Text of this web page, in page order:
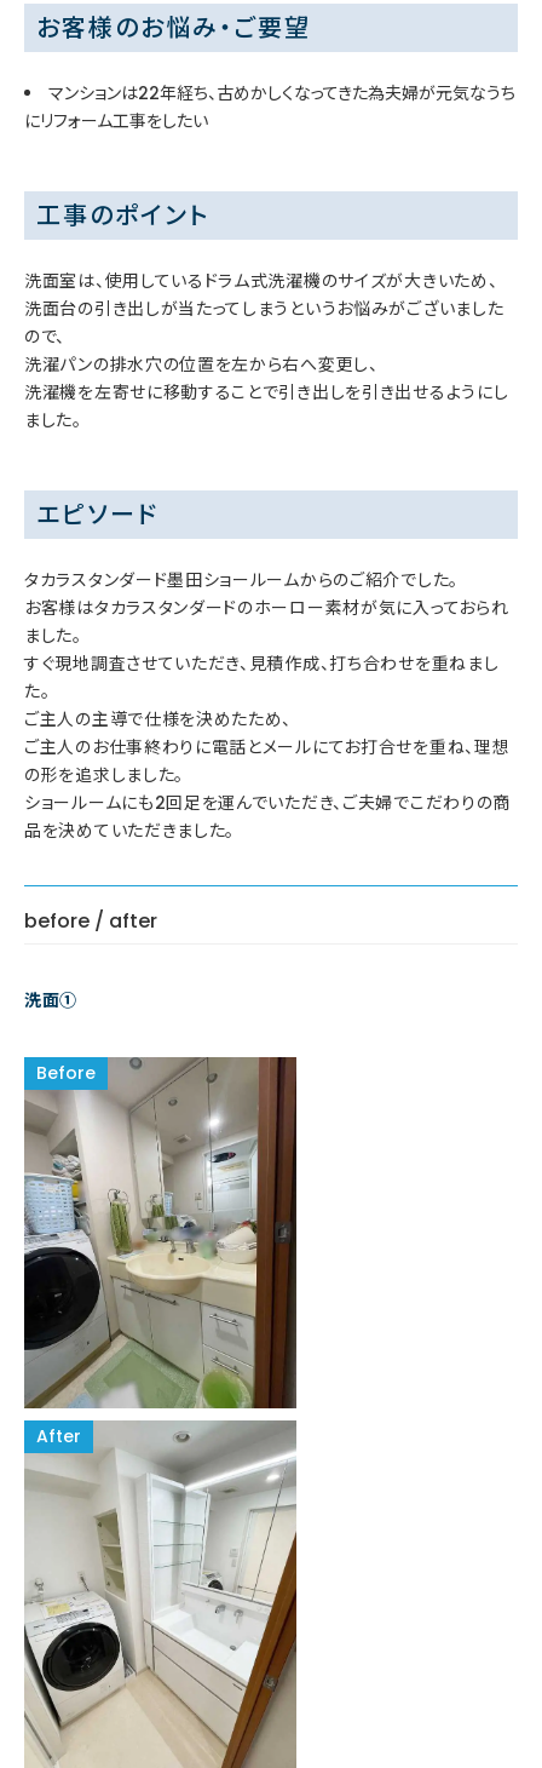
お客様のお悩み・ご要望
マンションは22年経ち、古めかしくなってきた為夫婦が元気なうち
にリフォーム工事をしたい
工事のポイント
洗面室は、使用しているドラム式洗濯機のサイズが大きいため、
洗面台の引き出しが当たってしまうというお悩みがございました
ので、
洗濯パンの排水穴の位置を左から右へ変更し、
洗濯機を左寄せに移動することで引き出しを引き出せるようにし
ました。
エピソード
タカラスタンダード墨田ショールームからのご紹介でした。
お客様はタカラスタンダードのホーロー素材が気に入っておられ
ました。
すぐ現地調査させていただき、見積作成、打ち合わせを重ねまし
た。
ご主人の主導で仕様を決めたため、
ご主人のお仕事終わりに電話とメールにてお打合せを重ね、理想
の形を追求しました。
ショールームにも2回足を運んでいただき、ご夫婦でこだわりの商
品を決めていただきました。
before / after
洗面①